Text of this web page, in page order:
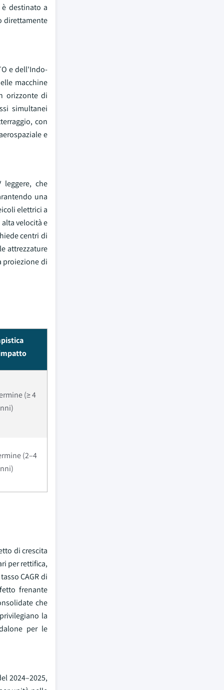
destinato a
direttamente
e dell'Indo-
macchine
orizzonte di
simultanei
con
e
che
una
elettrici a
velocità e
centri di
attrezzature
proiezione di
(≥ 4
(2–4
di crescita
per rettifica,
CAGR di
frenante
che
la
per le
2024–2025,